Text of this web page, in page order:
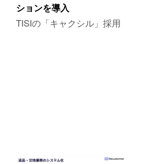
ションを導入
TISIの「キャクシル」採用